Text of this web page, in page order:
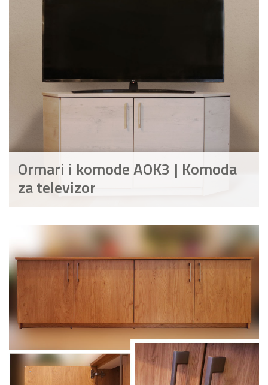
Ormari i komode AOK3 | Komoda
za televizor